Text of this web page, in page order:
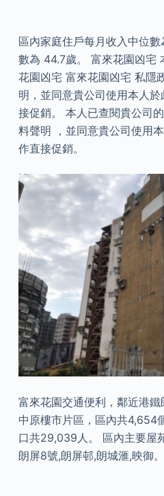
區內家庭住戶每月收入中位
數為 44.7歲。 富來花園凶宅
花園凶宅 富來花園凶宅 私隱
明，並同意貴公司使用本人
接促銷。 本人已查閱貴公司
料聲明 ，並同意貴公司使用
作直接促銷。
富來花園交通便利，鄰近港
中原樓市片區，區內共4,654
口共29,039人。 區內主要屋
朗屏8號,朗屏邨,朗城滙,映御。